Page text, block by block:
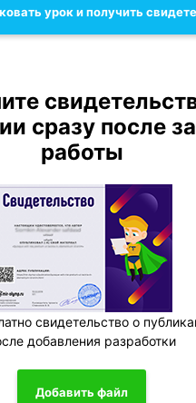
урок и получить
сразу после
работы
свидетельство о
добавления разработки
Добавить файл